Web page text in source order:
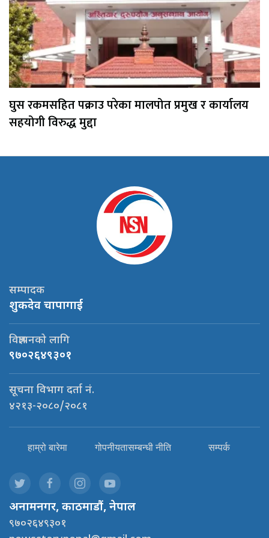
घुस रकमसहित पक्राउ परेका मालपोत प्रमुख र कार्यालय
सहयोगी विरुद्ध मुद्दा
सम्पादक
शुकदेव चापागाई
विज्ञापनको लागि
९७०२६४९३०१
सूचना विभाग दर्ता नं.
४२१३-२०८०/२०८१
हाम्रो बारेमा गोपनीयतासम्बन्धी नीति सम्पर्क
अनामनगर, काठमाडौं, नेपाल
९७०२६४९३०१